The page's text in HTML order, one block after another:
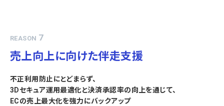
REASON 7
売上向上に向けた伴走支援
不正利用防止にとどまらず、
3Dセキュア運用最適化と決済承認率の向上を通じて、
ECの売上最大化を強力にバックアップ